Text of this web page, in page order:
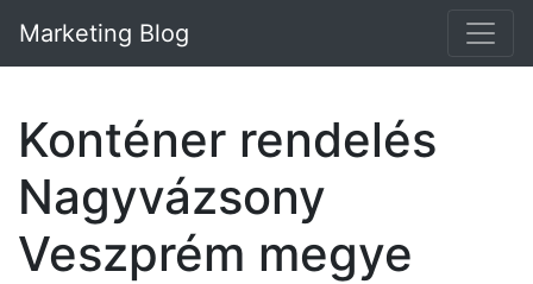
Marketing Blog
Konténer rendelés
Nagyvázsony
Veszprém megye